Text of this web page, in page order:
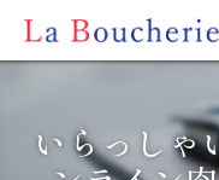
いらっしゃ